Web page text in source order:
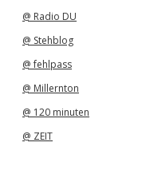
@ Radio DU
@ Stehblog
@ fehlpass
@ Millernton
@ 120 minuten
@ ZEIT